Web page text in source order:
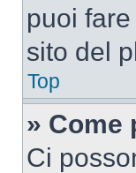
puoi
sito del
Top
» Come
Ci